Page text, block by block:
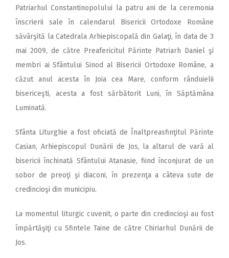
Patriarhul Constantinopolului la patru ani de la ceremonia
înscrierii sale în calendarul Bisericii Ortodoxe Române
săvârşită la Catedrala Arhiepiscopală din Galaţi, în data de 3
mai 2009, de către Preafericitul Părinte Patriarh Daniel şi
membri ai Sfântului Sinod al Bisericii Ortodoxe Române, a
căzut anul acesta în Joia cea Mare, conform rânduielii
bisericeşti, acesta a fost sărbătorit Luni, în Săptămâna
Luminată.
Sfânta Liturghie a fost oficiată de Înaltpreasfinţitul Părinte
Casian, Arhiepiscopul Dunării de Jos, la altarul de vară al
bisericii închinată Sfântului Atanasie, fiind înconjurat de un
sobor de preoţi şi diaconi, în prezenţa a câteva sute de
credincioşi din municipiu.
La momentul liturgic cuvenit, o parte din credincioşi au fost
împărtăşiţi cu Sfintele Taine de către Chiriarhul Dunării de
Jos.